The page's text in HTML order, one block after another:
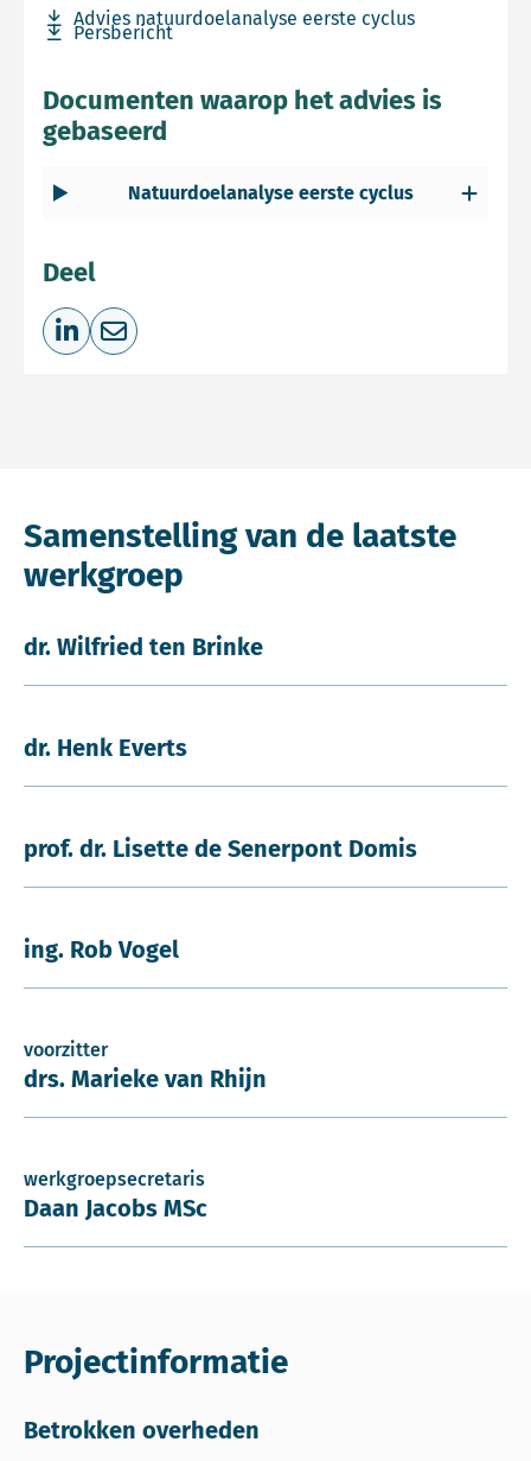
Advies natuurdoelanalyse eerste cyclus
Download bestand Advies natuurdoelanalyse eerste
Persbericht
Download bestand Persbericht
Documenten waarop het advies is
gebaseerd
Natuurdoelanalyse eerste cyclus
Deel
Deel op LinkedIn
Deel via e-mail
Samenstelling van de laatste
werkgroep
dr. Wilfried ten Brinke
dr. Henk Everts
prof. dr. Lisette de Senerpont Domis
ing. Rob Vogel
voorzitter
drs. Marieke van Rhijn
werkgroepsecretaris
Daan Jacobs MSc
Projectinformatie
Betrokken overheden